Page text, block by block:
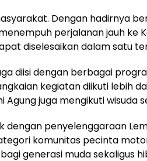
Dengan hadirnya
perjalanan jauh ke
diselesaikan dalam satu
diisi dengan berbagai
kegiatan diikuti lebih
Agung juga mengikuti wisuda
dengan penyelenggaraan
komunitas pecinta
generasi muda sekaligus